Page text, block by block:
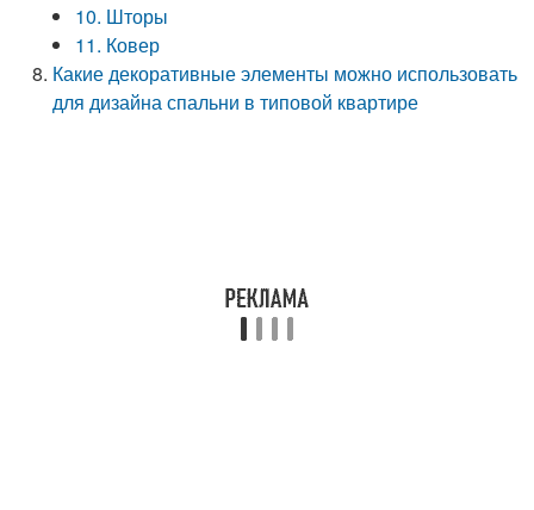
10. Шторы
11. Ковер
Какие декоративные элементы можно использовать
для дизайна спальни в типовой квартире